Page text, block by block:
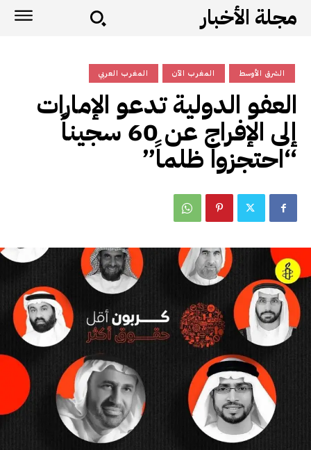
مجلة الأخبار
الشرق الأوسط المغرب الآن المغرب العربي
العفو الدولية تدعو الإمارات
إلى الإفراج عن 60 سجيناً
“احتجزوا ظلماً”